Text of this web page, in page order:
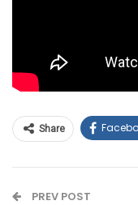
Share
PREV POST